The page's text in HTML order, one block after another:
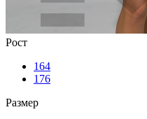
Рост
164
176
Размер